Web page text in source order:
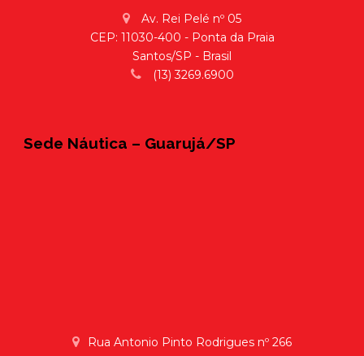
Av. Rei Pelé nº 05
CEP: 11030-400 - Ponta da Praia
Santos/SP - Brasil
(13) 3269.6900
Sede Náutica – Guarujá/SP
Rua Antonio Pinto Rodrigues nº 266